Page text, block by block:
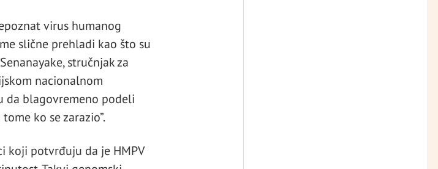
virus humanog
slične prehladi kao što su
stručnjak za
nacionalnom
da blagovremeno podeli
ko se zarazio”.
koji potvrđuju da je HMPV